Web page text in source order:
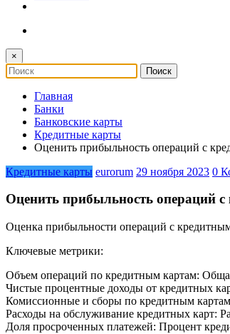
×
Главная
Банки
Банковские карты
Кредитные карты
Оценить прибыльность операций с
Кредитные карты eurorum 29 ноября 2023 0
Оценить прибыльность операций
Оценка прибыльности операций с
Ключевые метрики:
Объем операций по кредитным картам:
Чистые процентные доходы от кредитных
Комиссионные и сборы по кредитным
Расходы на обслуживание кредитных карт:
Доля просроченных платежей: Процент